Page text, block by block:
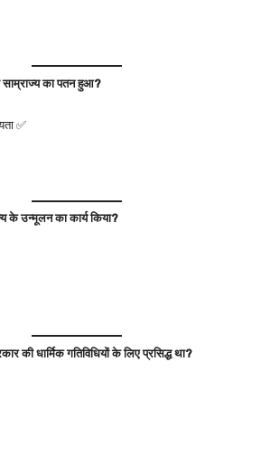
का पतन हुआ?
✅
के उन्मूलन का कार्य किया?
की धार्मिक गतिविधियों के लिए प्रसिद्ध था?